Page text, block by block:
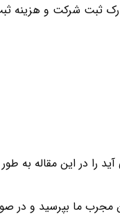
ثبت شرکت و هزینه
در این مقاله به
ما بپرسید و در